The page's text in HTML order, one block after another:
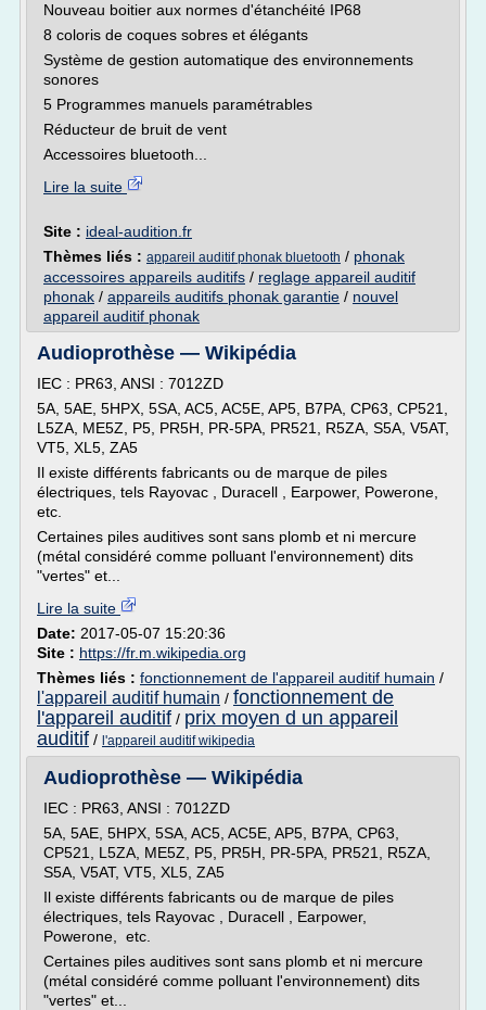
Nouveau boitier aux normes d'étanchéité IP68
8 coloris de coques sobres et élégants
Système de gestion automatique des environnements
sonores
5 Programmes manuels paramétrables
Réducteur de bruit de vent
Accessoires bluetooth...
Lire la suite
Site : ideal-audition.fr
Thèmes liés : appareil auditif phonak bluetooth / phonak
accessoires appareils auditifs / reglage appareil auditif
phonak / appareils auditifs phonak garantie / nouvel
appareil auditif phonak
Audioprothèse — Wikipédia
IEC : PR63, ANSI : 7012ZD
5A, 5AE, 5HPX, 5SA, AC5, AC5E, AP5, B7PA, CP63, CP521,
L5ZA, ME5Z, P5, PR5H, PR-5PA, PR521, R5ZA, S5A, V5AT,
VT5, XL5, ZA5
Il existe différents fabricants ou de marque de piles
électriques, tels Rayovac , Duracell , Earpower, Powerone,
etc.
Certaines piles auditives sont sans plomb et ni mercure
(métal considéré comme polluant l'environnement) dits
"vertes" et...
Lire la suite
Date: 2017-05-07 15:20:36
Site : https://fr.m.wikipedia.org
Thèmes liés : fonctionnement de l'appareil auditif humain /
l'appareil auditif humain / fonctionnement de
l'appareil auditif / prix moyen d un appareil
auditif / l'appareil auditif wikipedia
Audioprothèse — Wikipédia
IEC : PR63, ANSI : 7012ZD
5A, 5AE, 5HPX, 5SA, AC5, AC5E, AP5, B7PA, CP63,
CP521, L5ZA, ME5Z, P5, PR5H, PR-5PA, PR521, R5ZA,
S5A, V5AT, VT5, XL5, ZA5
Il existe différents fabricants ou de marque de piles
électriques, tels Rayovac , Duracell , Earpower,
Powerone, etc.
Certaines piles auditives sont sans plomb et ni mercure
(métal considéré comme polluant l'environnement) dits
"vertes" et...